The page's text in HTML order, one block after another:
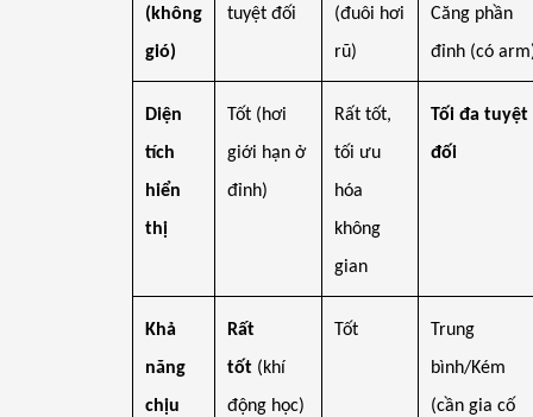
(không
gió)
tuyệt đối
(đuôi hơi
rũ)
Căng phần
đỉnh (có
Diện
tích
hiển
thị
Tốt (hơi
giới hạn ở
đỉnh)
Rất tốt,
tối ưu
hóa
không
gian
Tối đa tuyệt
đối
Khả
năng
chịu
Rất
tốt (khí
động học)
Tốt
Trung
bình/Kém
(cần gia cố